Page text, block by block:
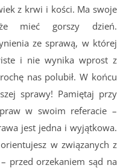
z krwi i kości. Ma swoje
mieć gorszy dzień.
ze sprawą, w której
i nie wynika wprost z
nas polubił. W końcu
sprawy! Pamiętaj przy
w swoim referacie –
jest jedna i wyjątkowa.
w związanych z
przed orzekaniem sąd na